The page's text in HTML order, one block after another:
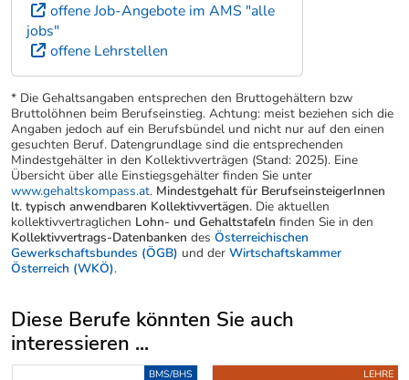
offene Job-Angebote im AMS "alle
jobs"
offene Lehrstellen
* Die Gehaltsangaben entsprechen den Bruttogehältern bzw
Bruttolöhnen beim Berufseinstieg. Achtung: meist beziehen sich die
Angaben jedoch auf ein Berufsbündel und nicht nur auf den einen
gesuchten Beruf. Datengrundlage sind die entsprechenden
Mindestgehälter in den Kollektivverträgen (Stand: 2025). Eine
Übersicht über alle Einstiegsgehälter finden Sie unter
www.gehaltskompass.at. Mindestgehalt für BerufseinsteigerInnen
lt. typisch anwendbaren Kollektivvertägen. Die aktuellen
kollektivvertraglichen Lohn- und Gehaltstafeln finden Sie in den
Kollektivvertrags-Datenbanken des Österreichischen
Gewerkschaftsbundes (ÖGB) und der Wirtschaftskammer
Österreich (WKÖ).
Diese Berufe könnten Sie auch
interessieren ...
Uber weitere Berufsvorschläge
BMS/BHS LEHRE